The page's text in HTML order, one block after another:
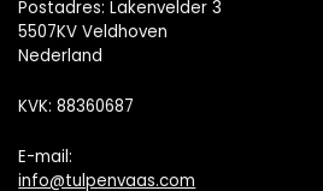
Postadres: Lakenvelder 3
5507KV Veldhoven
Nederland
KVK: 88360687
E-mail:
info@tulpenvaas.com